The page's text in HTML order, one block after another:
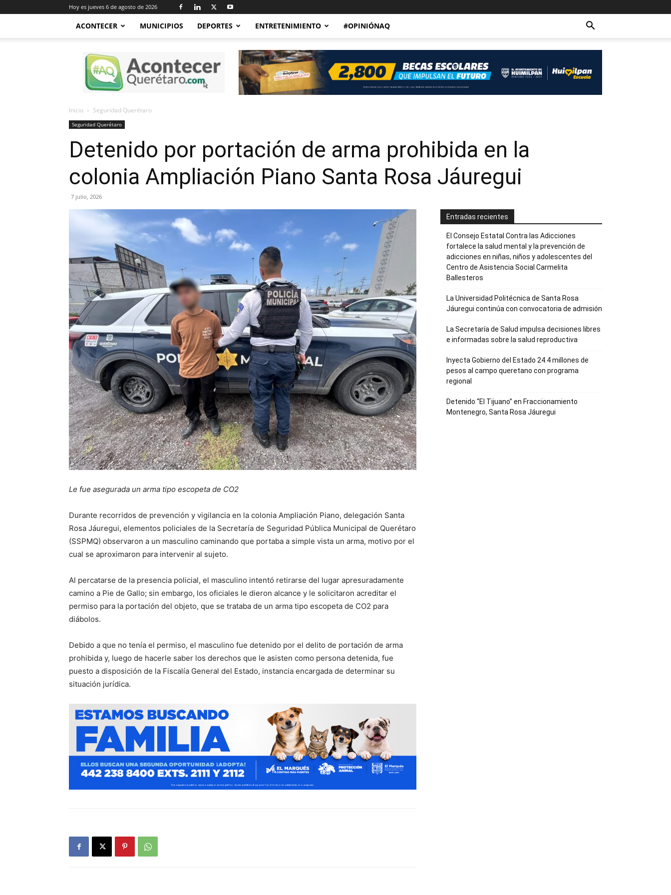
Hoy es jueves 6 de agosto de 2026
ACONTECER MUNICIPIOS DEPORTES ENTRETENIMIENTO #OPINIÓNAQ
Acontecer
Querétaro
Inicio Seguridad Querétaro
Seguridad Querétaro
Detenido por portación de arma prohibida en la
colonia Ampliación Piano Santa Rosa Jáuregui
7 julio, 2026
Le fue asegurada un arma tipo escopeta de CO2
Durante recorridos de prevención y vigilancia en la colonia Ampliación Piano, delegación Santa
Rosa Jáuregui, elementos policiales de la Secretaría de Seguridad Pública Municipal de Querétaro
(SSPMQ) observaron a un masculino caminando que portaba a simple vista un arma, motivo por el
cual se aproximaron para intervenir al sujeto.
Al percatarse de la presencia policial, el masculino intentó retirarse del lugar apresuradamente
camino a Pie de Gallo; sin embargo, los oficiales le dieron alcance y le solicitaron acreditar el
permiso para la portación del objeto, que se trataba de un arma tipo escopeta de CO2 para
diábolos.
Debido a que no tenía el permiso, el masculino fue detenido por el delito de portación de arma
prohibida y, luego de hacerle saber los derechos que le asisten como persona detenida, fue
puesto a disposición de la Fiscalía General del Estado, instancia encargada de determinar su
situación jurídica.
Entradas recientes
El Consejo Estatal Contra las Adicciones
fortalece la salud mental y la prevención de
adicciones en niñas, niños y adolescentes del
Centro de Asistencia Social Carmelita
Ballesteros
La Universidad Politécnica de Santa Rosa
Jáuregui continúa con convocatoria de admisión
La Secretaría de Salud impulsa decisiones libres
e informadas sobre la salud reproductiva
Inyecta Gobierno del Estado 24.4 millones de
pesos al campo queretano con programa
regional
Detenido “El Tijuano” en Fraccionamiento
Montenegro, Santa Rosa Jáuregui